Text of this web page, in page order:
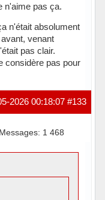
n'aime pas ça.
n'était absolument
venant
pas clair.
considère pas pour
#133
2026 00:18:07
Messages: 1 468